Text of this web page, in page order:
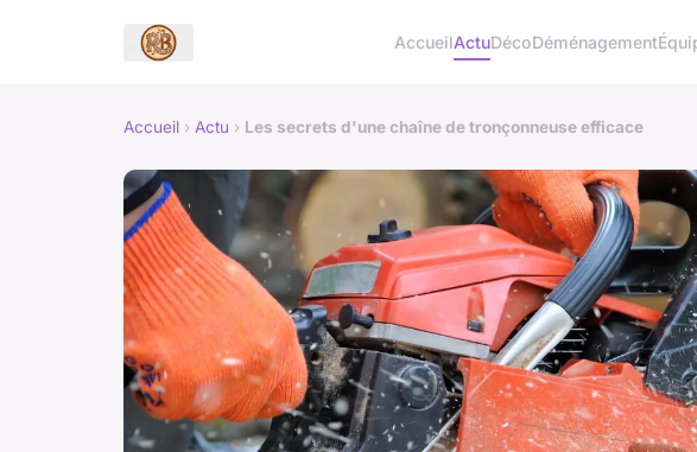
AccueilActuDécoDéménagement
Accueil › Actu › Les secrets d'une chaîne de tronçonneuse efficace